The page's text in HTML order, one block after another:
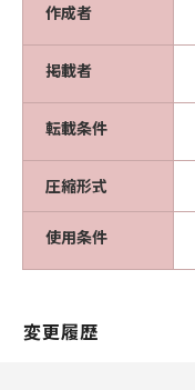
作成者
掲載者
転載条件
圧縮形式
使用条件
変更履歴